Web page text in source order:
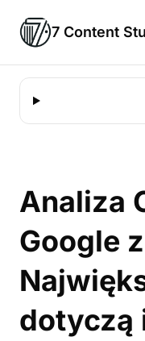
7 Content
Analiza
Google
dotyczą